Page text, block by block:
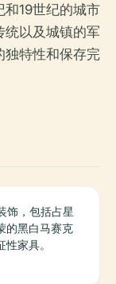
和19世纪的城市
统以及城镇的军
独特性和保存完
饰，包括占星
的黑白马赛克
家具。